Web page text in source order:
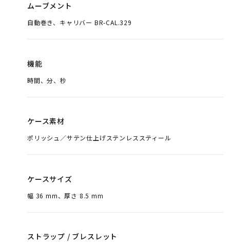
ムーブメント
自動巻き、キャリバー BR-CAL.329
機能
時間、分、秒
ケース素材
ポリッシュ／サテン仕上げステンレススティール
ケースサイズ
幅 36 mm、厚さ 8.5 mm
ストラップ / ブレスレット